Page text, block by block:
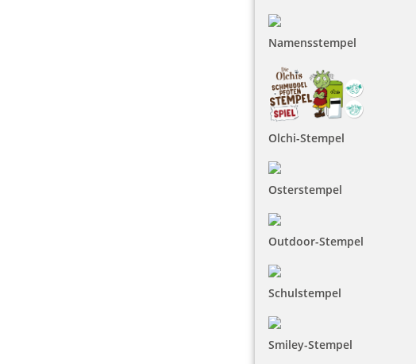
Namensstempel
Olchi-Stempel
Osterstempel
Outdoor-Stempel
Schulstempel
Smiley-Stempel